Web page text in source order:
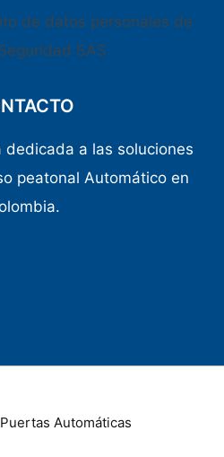
de datos personales de
SAS
dedicada a las soluciones
peatonal Automático en
Automáticas